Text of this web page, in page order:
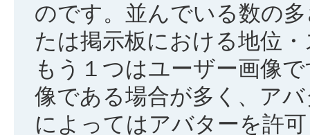
のです。並んでいる数の
たは掲示板における地位
もう１つはユーザー画像
像である場合が多く、ア
によってはアバターを許